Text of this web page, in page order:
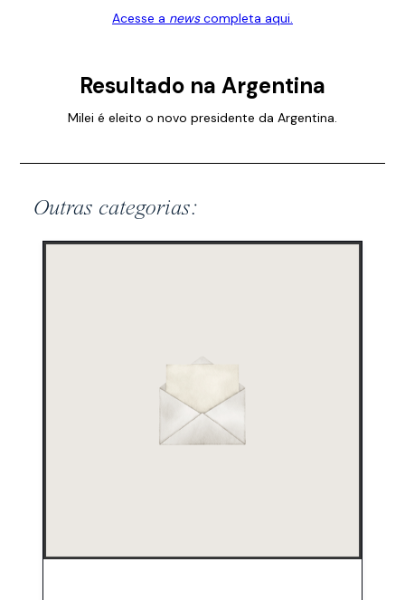
Acesse a newscompleta aqui.
Resultado na Argentina
Milei é eleito o novo presidente da Argentina.
Outras categorias: